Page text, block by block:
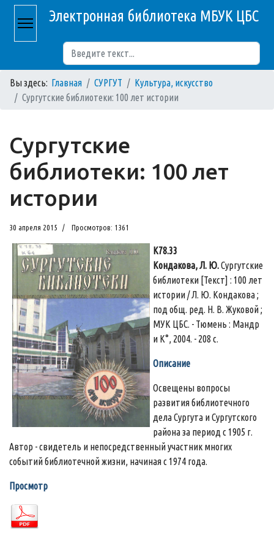
Электронная библиотека МБУК ЦБС
Вы здесь: Главная СУРГУТ
Культура, искусство
Сургутские библиотеки: 100 лет истории
Сургутские
библиотеки: 100 лет
истории
30 апреля 2015 Просмотров: 1361
К78.33
Кондакова, Л. Ю.Сургутские
библиотеки [Текст] : 100 лет
истории / Л. Ю. Кондакова ;
под общ. ред. Н. В. Жуковой ;
МУК ЦБС. - Тюмень : Мандр
и К°, 2004. - 208 с.
Описание
Освещены вопросы
развития библиотечного
дела Сургута и Сургутского
района за период с 1905 г.
Автор - свидетель и непосредственный участник многих
событий библиотечной жизни, начиная с 1974 года.
Просмотр